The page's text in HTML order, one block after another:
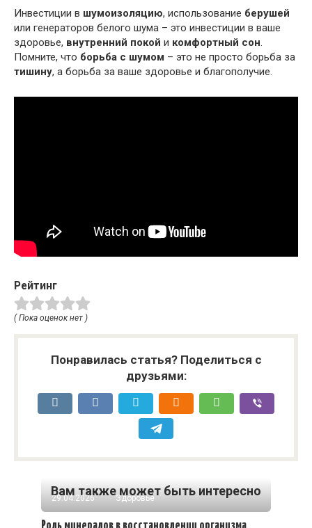
Инвестиции в шумоизоляцию, использование берушей
или генераторов белого шума – это инвестиции в ваше
здоровье, внутренний покой и комфортный сон
Помните, что борьба с шумом – это не просто борьба за
тишину, а борьба за ваше здоровье и благополучие.
Рейтинг
( Пока оценок нет )
Понравилась статья? Поделиться с
друзьями:
Вам также может быть интересно
29.04.2026 Здоровье